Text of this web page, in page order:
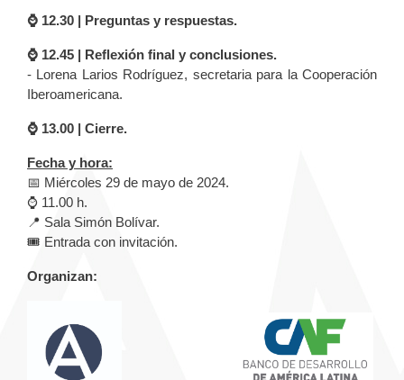
⌚️ 12.30 | Preguntas y respuestas.
⌚️ 12.45 | Reflexión final y conclusiones.
- Lorena Larios Rodríguez, secretaria para la Cooperación
Iberoamericana.
⌚️ 13.00 | Cierre.
Fecha y hora:
📅 Miércoles 29 de mayo de 2024.
⌚️ 11.00 h.
📍 Sala Simón Bolívar.
🎟️ Entrada con invitación.
Organizan: